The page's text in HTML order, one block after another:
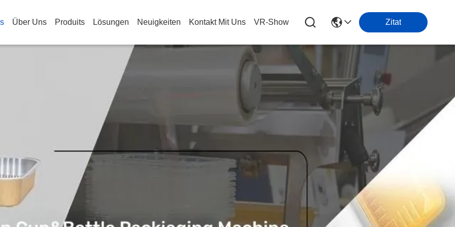
Über Uns Produits Lösungen Neuigkeiten Kontakt Mit Uns VR-Show Zitat